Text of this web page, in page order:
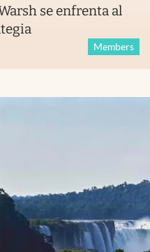
se enfrenta al
Members